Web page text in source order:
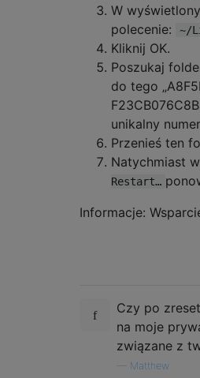
W
polecenie:
~/
Kliknij OK.
Poszukaj
do tego
unikalny
Przenieś ten
Natychmiast
Restart…
Informacje:
Czy po
na moje
związane z
Matthew